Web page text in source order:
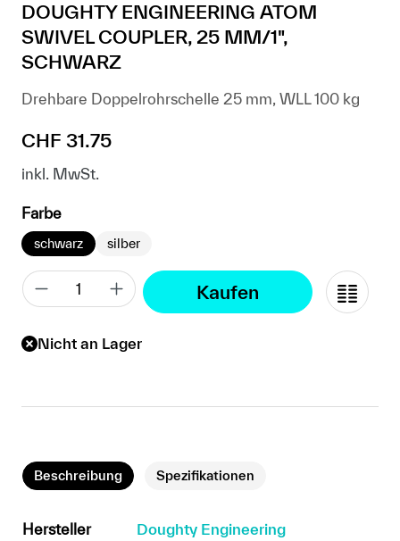
DOUGHTY ENGINEERING ATOM
SWIVEL COUPLER, 25 MM/1",
SCHWARZ
Drehbare Doppelrohrschelle 25 mm, WLL 100 kg
Regulärer Preis:
CHF 31.75
inkl. MwSt.
Farbeauswählen
schwarz silber
Kaufen
Nicht an Lager
Beschreibung Spezifikationen
Hersteller
Doughty Engineering